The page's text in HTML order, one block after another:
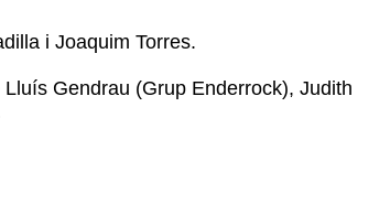
i Joaquim Torres.
Gendrau (Grup Enderrock), Judith